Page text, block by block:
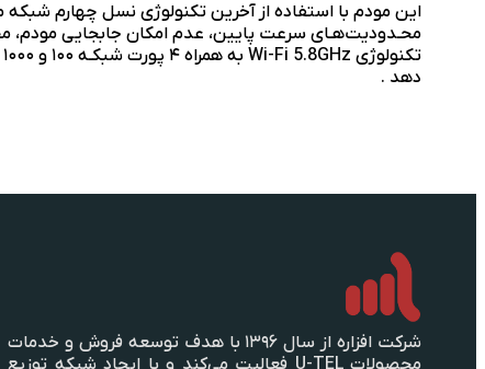
دهد .
شرکت افزاره از سال ۱۳۹۶ با هدف توسعه فروش و خدمات
محصولات U-TEL فعالیت می‌کند و با ایجاد شبکه توزیع